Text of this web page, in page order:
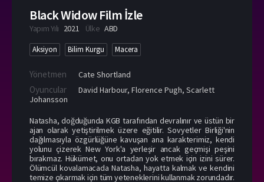
Black Widow Film İzle
Yapım Yılı 2021 Ülke ABD
Aksiyon Bilim Kurgu Macera
Yönetmen Cate Shortland
Oyuncular David Harbour, Florence Pugh, Scarlett
Johansson
Natasha, doğduğunda KGB tarafından devralınır ve üstün bir
ajan olarak yetiştirilmek üzere eğitilir. Sovyetler Birliği'nin
dağılmasıyla özgürlüğüne kavuşan ana karakterimiz, kendi
yolunu çizerek New York'a yerleşir ancak geçmişi peşini
bırakmaz. Hükümet, onu ortadan yok etmek için izini sürer.
Ölümcül kovalamacada Natasha, hayatta kalmak ve kendini
temize çıkarmak için tüm yeteneklerini kullanmak zorundadır.